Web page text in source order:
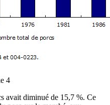
4
avait diminué de 15,7 %. Ce